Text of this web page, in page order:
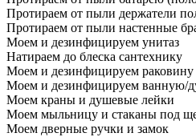
Протираем от пыли держатели
Протираем от пыли настенные
Моем и дезинфицируем унитаз
Натираем до блеска сантехнику
Моем и дезинфицируем раковину
Моем и дезинфицируем ванную/
Моем краны и душевые лейки
Моем мыльницу и стаканы под
Моем дверные ручки и замок